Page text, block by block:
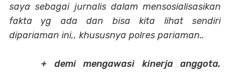
saya sebagai jurnalis dalam mensosialisasikan
fakta yg ada dan bisa kita lihat sendiri
dipariaman ini,, khususnya polres pariaman..
+ demi mengawasi kinerja anggota,